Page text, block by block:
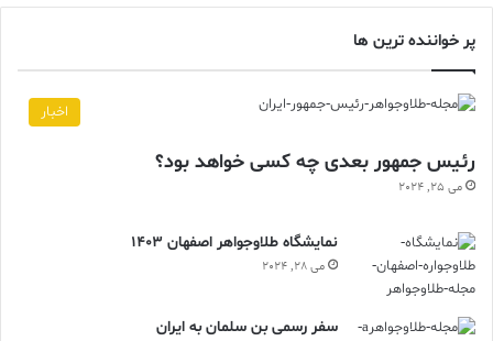
پر خواننده ترین ها
اخبار
رئیس جمهور بعدی چه کسی خواهد بود؟
می 25, 2024
نمایشگاه طلاوجواهر اصفهان 1403
می 28, 2024
سفر رسمی بن سلمان به ایران